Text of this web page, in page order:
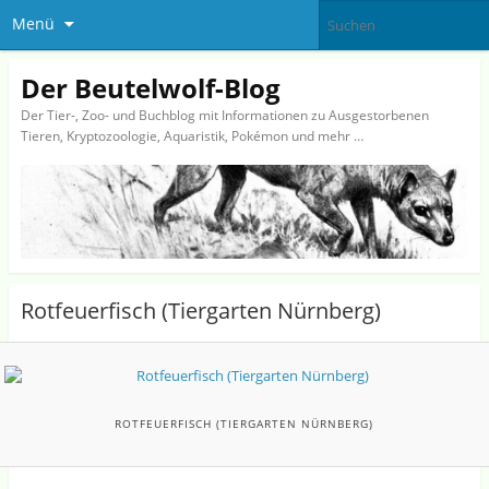
Menü
Der Beutelwolf-Blog
Der Tier-, Zoo- und Buchblog mit Informationen zu Ausgestorbenen
Tieren, Kryptozoologie, Aquaristik, Pokémon und mehr …
Rotfeuerfisch (Tiergarten Nürnberg)
ROTFEUERFISCH (TIERGARTEN NÜRNBERG)